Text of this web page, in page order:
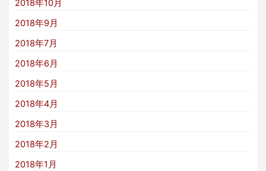
2018年10月
2018年9月
2018年7月
2018年6月
2018年5月
2018年4月
2018年3月
2018年2月
2018年1月